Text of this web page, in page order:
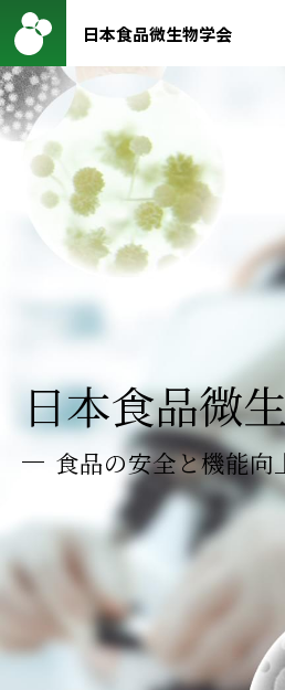
日本食品微生物学会
日本食品微
食品の安全と機能向